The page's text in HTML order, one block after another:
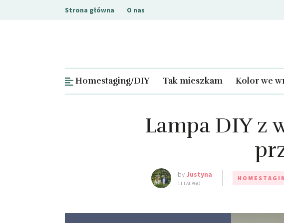
Strona główna O nas
Homestaging/DIY Tak mieszkam Kolor we
Lampa DIY z
byJustyna
11 LAT AGO